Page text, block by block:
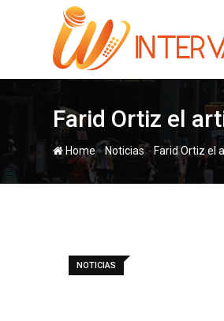
Farid Ortiz el
Home-Noticias-Farid Ortiz el
NOTICIAS